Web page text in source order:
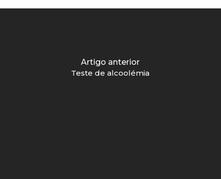
Artigo anterior
Teste de alcoolémia